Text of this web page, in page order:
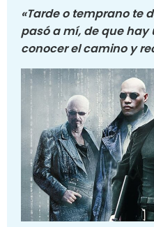
«Tarde o temprano te
pasó a mí, de que
conocer el camino y